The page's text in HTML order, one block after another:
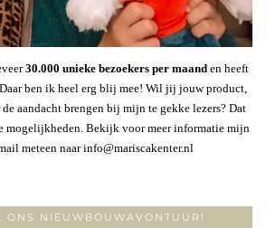
30.000 unieke bezoekers per maanden heeft
. Daar ben ik heel erg blij mee! Wil jij jouw product,
aandacht brengen bij mijn te gekke lezers? Dat
mogelijkheden. Bekijk voor meer informatie mijn
meteen naar info@mariscakenter.nl
ONS NIEUWBOUWAVONTUUR!